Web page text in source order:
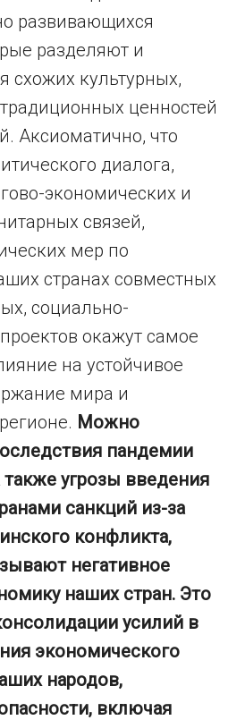
развивающихся
разделяют и
схожих культурных,
ценностей
Аксиоматично, что
диалога,
экономических и
связей,
мер по
странах совместных
социально-
окажут самое
на устойчивое
мира и
Можно
пандемии
также угрозы введения
санкций из-за
конфликта,
негативное
наших стран. Это
усилий в
экономического
народов,
включая